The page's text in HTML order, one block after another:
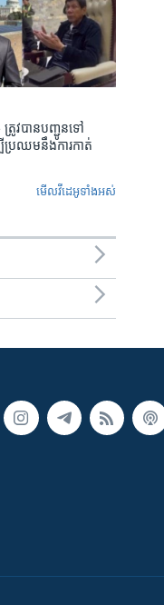
រូវ​បាន​បញ្ជូនទៅ
ប្រឈម​នឹង​ការកាត់
មើល​វីដេអូ​ទាំង​អស់